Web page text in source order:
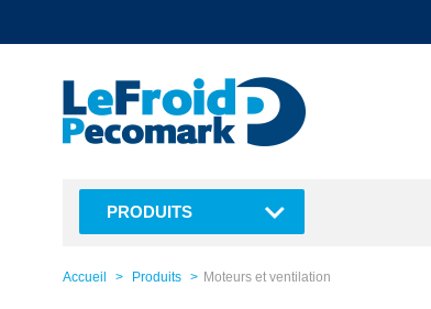
PRODUITS
Accueil Produits Moteurs et ventilation